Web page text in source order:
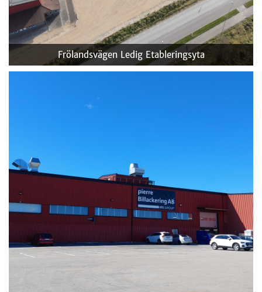
FrölandsvägenLedig Etableringsyta